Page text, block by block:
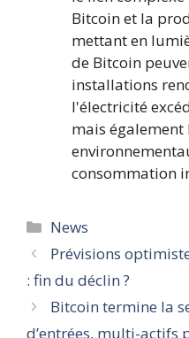
Bitcoin et la
mettant en
de Bitcoin
installations
l'électricité
mais également
consommation
Catégories
News
Prévisions
: fin du déclin ?
Bitcoin termine la
d’entrées, multi-actifs